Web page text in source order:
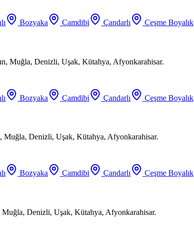
Bozyaka Çamdibi Çandarlı Çeşme Boyalık
Muğla, Denizli, Uşak, Kütahya, Afyonkarahisar.
Bozyaka Çamdibi Çandarlı Çeşme Boyalık
Muğla, Denizli, Uşak, Kütahya, Afyonkarahisar.
Bozyaka Çamdibi Çandarlı Çeşme Boyalık
Denizli, Uşak, Kütahya, Afyonkarahisar.